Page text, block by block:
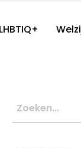
LHBTIQ+